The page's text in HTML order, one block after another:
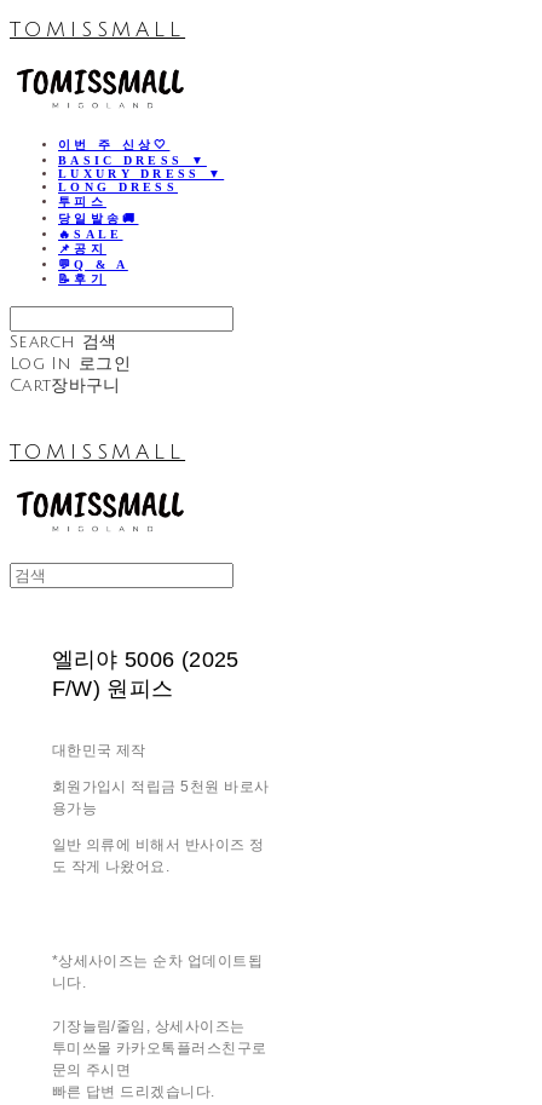
TOMISSMALL
이번 주 신상🤍
BASIC DRESS ▼
LUXURY DRESS ▼
LONG DRESS
투피스
당일발송🚚
🔥SALE
📌공지
💬Q & A
📝후기
Search 검색
Log In 로그인
Cart장바구니
TOMISSMALL
엘리야 5006 (2025
F/W) 원피스
대한민국 제작
회원가입시 적립금 5천원 바로사
용가능
일반 의류에 비해서 반사이즈 정
도 작게 나왔어요.
*상세사이즈는 순차 업데이트됩
니다.
기장늘림/줄임, 상세사이즈는
투미쓰몰 카카오톡플러스친구로
문의 주시면
빠른 답변 드리겠습니다.